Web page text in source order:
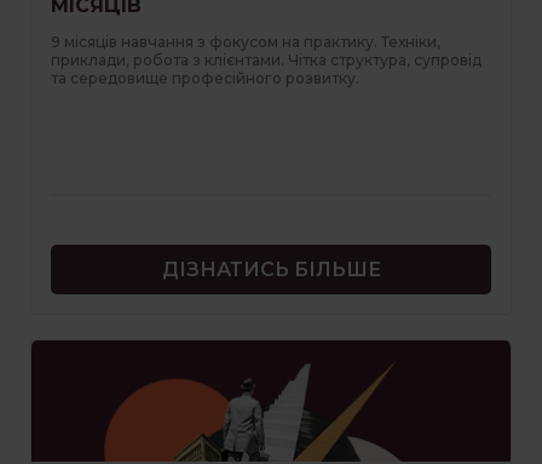
МІСЯЦІВ
9 місяців навчання з фокусом на практику. Техніки,
приклади, робота з клієнтами. Чітка структура, супровід
та середовище професійного розвитку.
ДІЗНАТИСЬ БІЛЬШЕ